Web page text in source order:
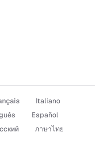
Italiano
Español
ภาษาไทย